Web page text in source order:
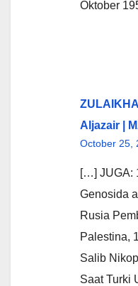
Oktober
Aljazair |
October 25,
[…] JUGA:
Genosida
Rusia
Palestina,
Salib
Saat Turki